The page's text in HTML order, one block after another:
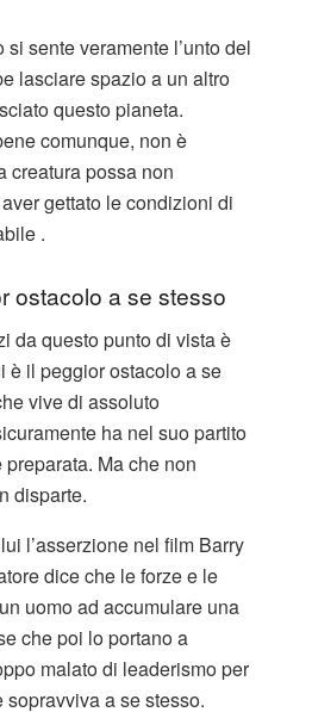
sente veramente l’unto del
lasciare spazio a un altro
questo pianeta.
comunque, non è
creatura possa non
gettato le condizioni di
.
ostacolo a se stesso
da questo punto di vista è
è il peggior ostacolo a se
vive di assoluto
ha nel suo partito
Ma che non
disparte.
l’asserzione nel film Barry
dice che le forze e le
uomo ad accumulare una
che poi lo portano a
malato di leaderismo per
a se stesso.